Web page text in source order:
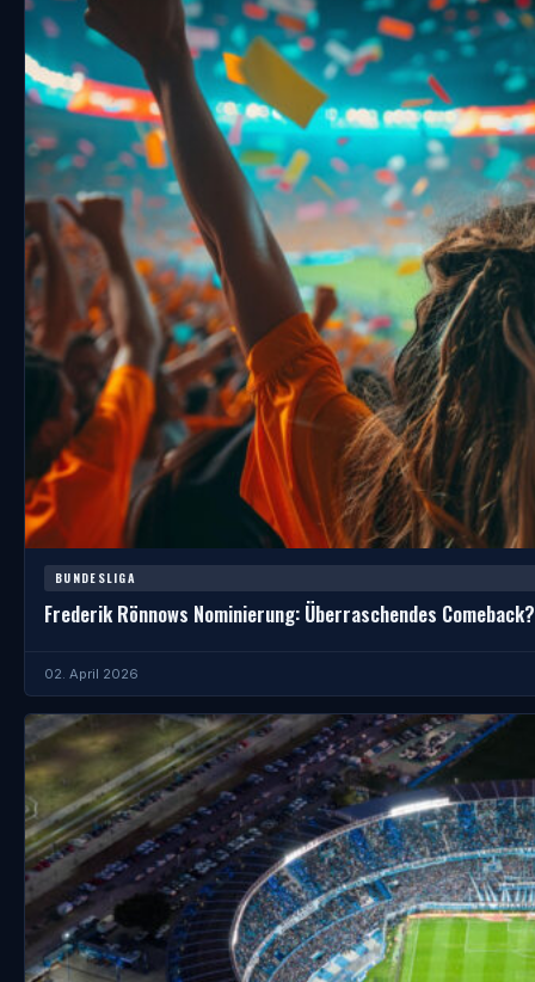
BUNDESLIGA
Frederik Rönnows Nominierung: Überraschendes Comeback?
02. April 2026